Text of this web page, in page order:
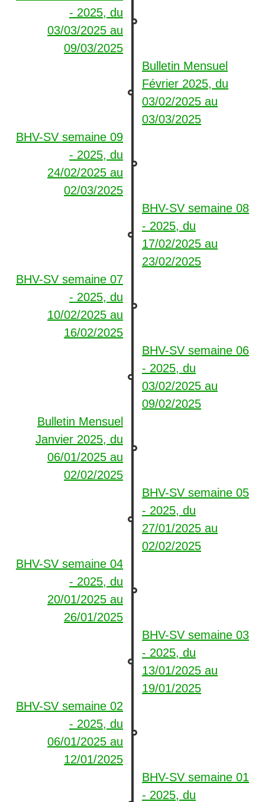
- 2025, du
03/03/2025 au
09/03/2025
Bulletin Mensuel
Février 2025, du
03/02/2025 au
03/03/2025
BHV-SV semaine 09
- 2025, du
24/02/2025 au
02/03/2025
BHV-SV semaine 08
- 2025, du
17/02/2025 au
23/02/2025
BHV-SV semaine 07
- 2025, du
10/02/2025 au
16/02/2025
BHV-SV semaine 06
- 2025, du
03/02/2025 au
09/02/2025
Bulletin Mensuel
Janvier 2025, du
06/01/2025 au
02/02/2025
BHV-SV semaine 05
- 2025, du
27/01/2025 au
02/02/2025
BHV-SV semaine 04
- 2025, du
20/01/2025 au
26/01/2025
BHV-SV semaine 03
- 2025, du
13/01/2025 au
19/01/2025
BHV-SV semaine 02
- 2025, du
06/01/2025 au
12/01/2025
BHV-SV semaine 01
- 2025, du